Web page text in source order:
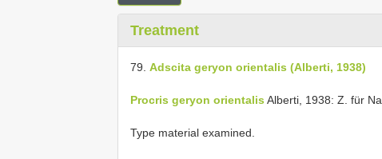
Treatment
79. Adscita geryon orientalis (Alberti, 1938)
Procris geryon orientalis Alberti, 1938: Z. für
Type material examined.